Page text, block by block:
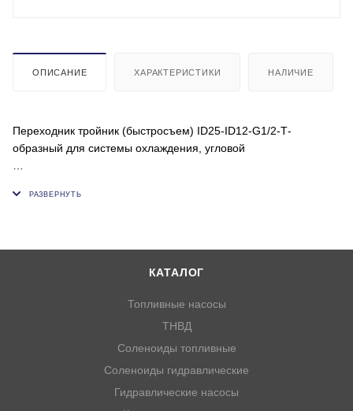
ОПИСАНИЕ ХАРАКТЕРИСТИКИ НАЛИЧИЕ
Переходник тройник (быстросъем) ID25-ID12-G1/2-Т-
образный для системы охлаждения, угловой
мм: 25;12 (внутренний диаметр отверстия патрубка 8,2мм)
КАТАЛОГ
Топливные насосы
ТНВД
Соленоиды топливные
Соленоиды гидравлические
Гидравлические насосы